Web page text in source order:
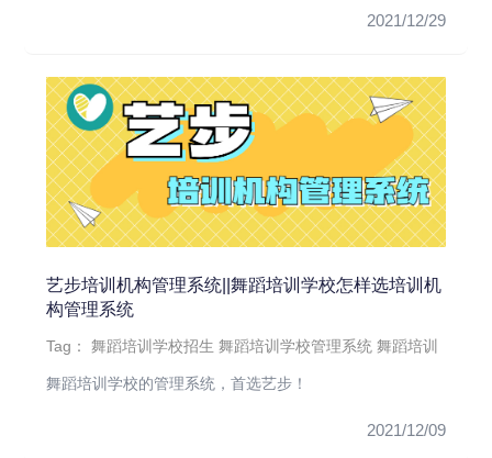
2021/12/29
艺步培训机构管理系统||舞蹈培训学校怎样选培训机
构管理系统
Tag：舞蹈培训学校招生 舞蹈培训学校管理系统 舞蹈培训
舞蹈培训学校的管理系统，首选艺步！
2021/12/09